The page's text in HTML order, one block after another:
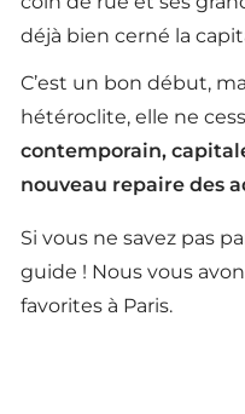
déjà bien cerné la
C’est un bon début,
hétéroclite, elle ne
contemporain,
nouveau repaire des
Si vous ne savez pas
guide ! Nous vous
favorites à Paris.